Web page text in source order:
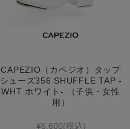
CAPEZIO（カペジオ）タップ
シューズ356 SHUFFLE TAP -
WHT ホワイト- （子供・女性
用）
¥6,600(税込)